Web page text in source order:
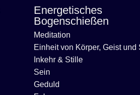
Energetisches
Bogenschießen
Meditation
Einheit von Körper, Geist und
Inkehr & Stille
Sein
Geduld